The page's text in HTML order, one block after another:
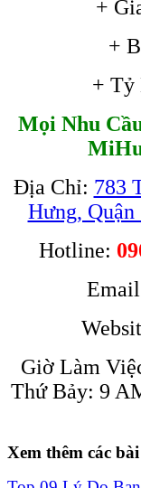
+
+
+ Tỷ
Mọi Nhu
Địa Chỉ: 783
Hưng,
Hotline:
Giờ Làm
Thứ Bảy: 9
Xem thêm các